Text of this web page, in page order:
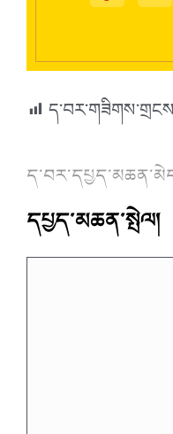
དཔྱད་མཆན་སྤེལ།